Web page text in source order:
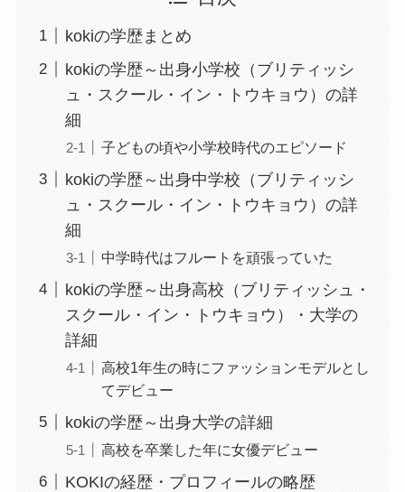
kokiの学歴まとめ
kokiの学歴～出身小学校（ブリティッシ
ュ・スクール・イン・トウキョウ）の詳
細
子どもの頃や小学校時代のエピソード
kokiの学歴～出身中学校（ブリティッシ
ュ・スクール・イン・トウキョウ）の詳
細
中学時代はフルートを頑張っていた
kokiの学歴～出身高校（ブリティッシュ・
スクール・イン・トウキョウ）・大学の
詳細
高校1年生の時にファッションモデルとし
てデビュー
kokiの学歴～出身大学の詳細
高校を卒業した年に女優デビュー
KOKIの経歴・プロフィールの略歴